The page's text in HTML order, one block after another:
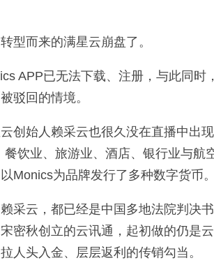
型而来的满星云崩盘了。
APP已无法下载、注册，与此同
驳回的情境。
创始人赖采云也很久没在直播中出
餐饮业、旅游业、酒店、银行业与
Monics为品牌发行了多种数字货币。
采云，都已经是中国多地法院判决
密秋创立的云讯通，起初做的仍是
人头入金、层层返利的传销勾当。